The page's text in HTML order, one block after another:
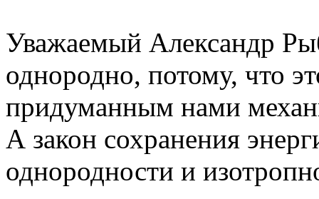
Уважаемый Александр
однородно, потому, что
придуманным нами
А закон сохранения
однородности и